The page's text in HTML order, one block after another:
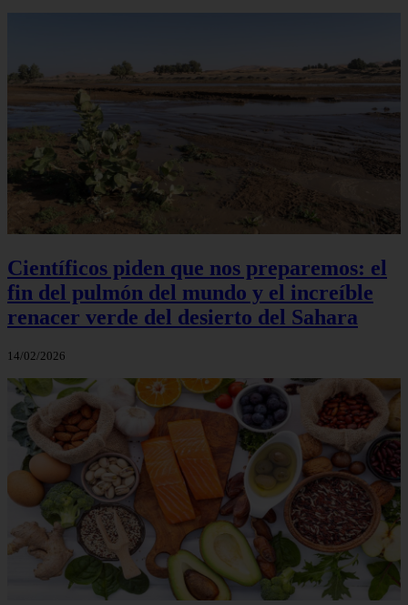
Científicos piden que nos preparemos: el
fin del pulmón del mundo y el increíble
renacer verde del desierto del Sahara
14/02/2026